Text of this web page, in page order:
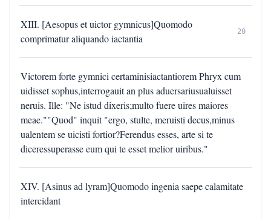
XIII. [Aesopus et uictor gymnicus]Quomodo
comprimatur aliquando iactantia
20
Victorem forte gymnici certaminisiactantiorem Phryx cum
uidisset sophus,interrogauit an plus aduersariusualuisset
neruis. Ille: "Ne istud dixeris;multo fuere uires maiores
meae.""Quod" inquit "ergo, stulte, meruisti decus,minus
ualentem se uicisti fortior?Ferendus esses, arte si te
diceressuperasse eum qui te esset melior uiribus."
XIV. [Asinus ad lyram]Quomodo ingenia saepe calamitate
intercidant